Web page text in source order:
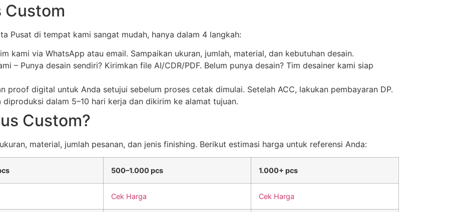
Custom
Pusat di tempat kami sangat mudah, hanya dalam 4 langkah:
kami via WhatsApp atau email. Sampaikan ukuran, jumlah, material, dan kebutuhan desain.
– Punya desain sendiri? Kirimkan file AI/CDR/PDF. Belum punya desain? Tim desainer kami siap
proof digital untuk Anda setujui sebelum proses cetak dimulai. Setelah ACC, lakukan pembayaran DP.
dalam 5–10 hari kerja dan dikirim ke alamat tujuan.
Custom?
material, jumlah pesanan, dan jenis finishing. Berikut estimasi harga untuk referensi Anda:
500–1.000 pcs 1.000+ pcs
Cek Harga Cek Harga